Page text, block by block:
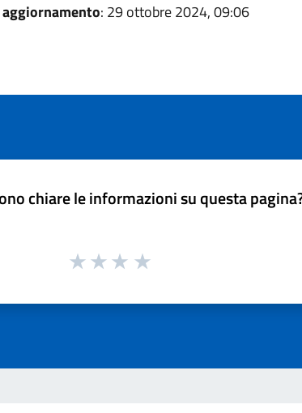
: 29 ottobre 2024, 09:06
chiare le informazioni su questa